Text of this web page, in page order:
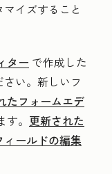
イズすること
ター で作成した
い。新しいフ
たフォームエデ
。 更新された
ィールドの編集